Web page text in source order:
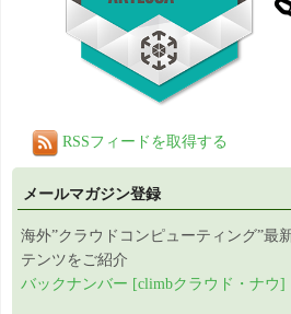
RSSフィードを取得する
メールマガジン登録
海外”クラウドコンピューティング”最
テンツをご紹介
バックナンバー [climbクラウド・ナウ]